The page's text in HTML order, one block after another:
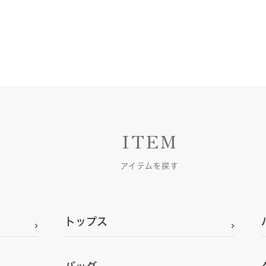
ITEM
アイテムを探す
トップス